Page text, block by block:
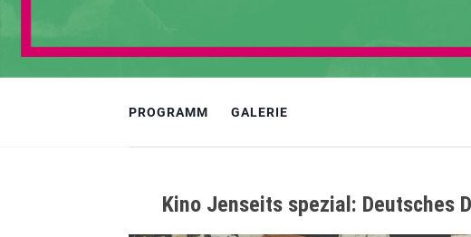
PROGRAMM GALERIE
Kino Jenseits spezial: Deutsches